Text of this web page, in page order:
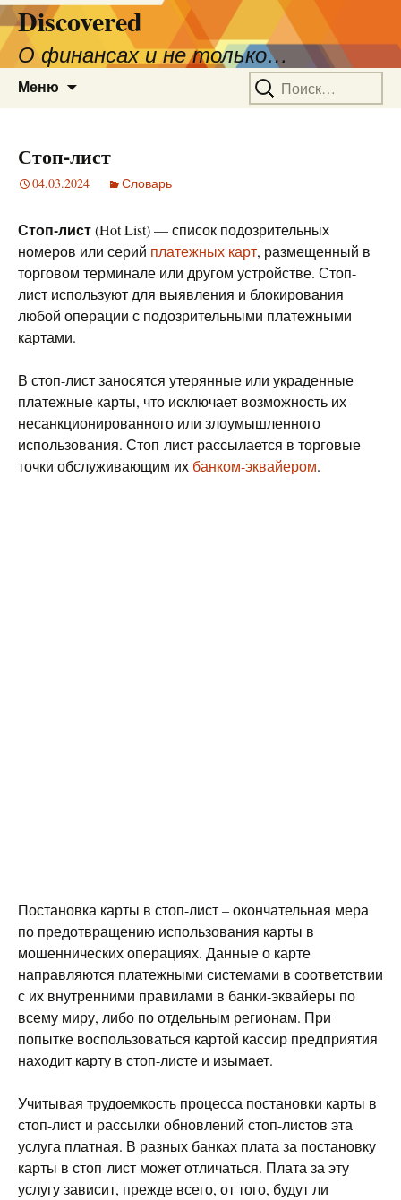
Discovered
О финансах и не только…
Меню Найти:
Стоп-лист
04.03.2024 Словарь
Стоп-лист(Hot List) — список подозрительных
номеров или серий платежных карт, размещенный в
торговом терминале или другом устройстве. Стоп-
лист используют для выявления и блокирования
любой операции с подозрительными платежными
картами.
В стоп-лист заносятся утерянные или украденные
платежные карты, что исключает возможность их
несанкционированного или злоумышленного
использования. Стоп-лист рассылается в торговые
точки обслуживающим их банком-эквайером.
Постановка карты в стоп-лист – окончательная мера
по предотвращению использования карты в
мошеннических операциях. Данные о карте
направляются платежными системами в соответствии
с их внутренними правилами в банки-эквайеры по
всему миру, либо по отдельным регионам. При
попытке воспользоваться картой кассир предприятия
находит карту в стоп-листе и изымает.
Учитывая трудоемкость процесса постановки карты в
стоп-лист и рассылки обновлений стоп-листов эта
услуга платная. В разных банках плата за постановку
карты в стоп-лист может отличаться. Плата за эту
услугу зависит, прежде всего, от того, будут ли